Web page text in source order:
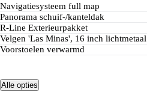
navigatiesysteem full map
Panorama schuif-/kanteldak
R-Line Exterieurpakket
Velgen 'Las Minas', 16 inch lichtmetaal
voorstoelen verwarmd
Alle opties